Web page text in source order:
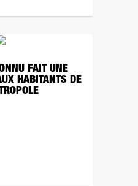
FAIT UNE
HABITANTS DE